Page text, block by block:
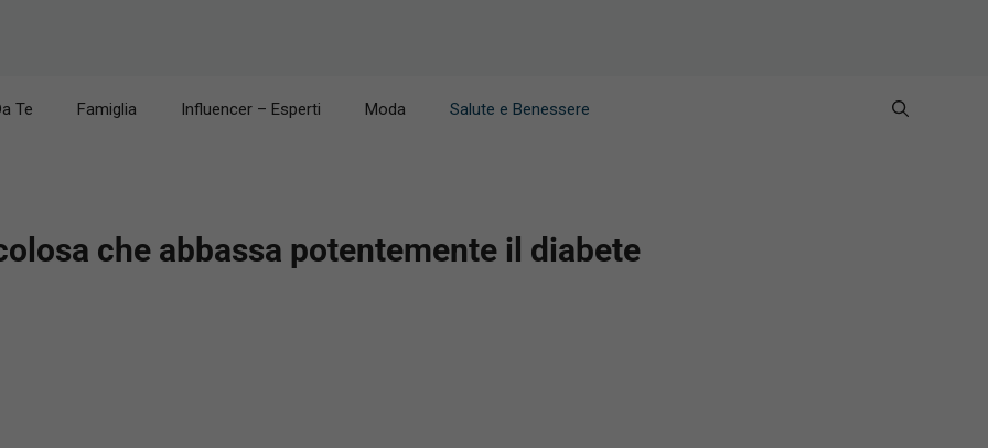
Te Famiglia Influencer – Esperti Moda Salute e Benessere
che abbassa potentemente il diabete